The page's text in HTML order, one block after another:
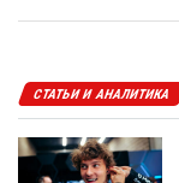
СТАТЬИ И АНАЛИТИКА